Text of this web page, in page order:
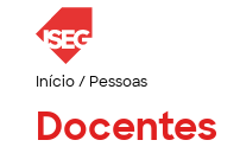
Início/ Pessoas
Docentes